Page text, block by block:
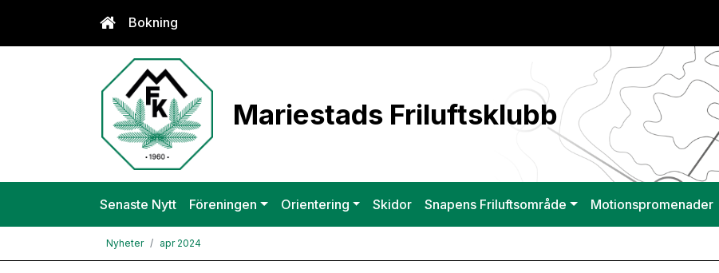
Bokning
Mariestads Friluftsklubb
Senaste Nytt Föreningen Orientering Skidor Snapens Friluftsområde Motionspromenader
Nyheter apr 2024